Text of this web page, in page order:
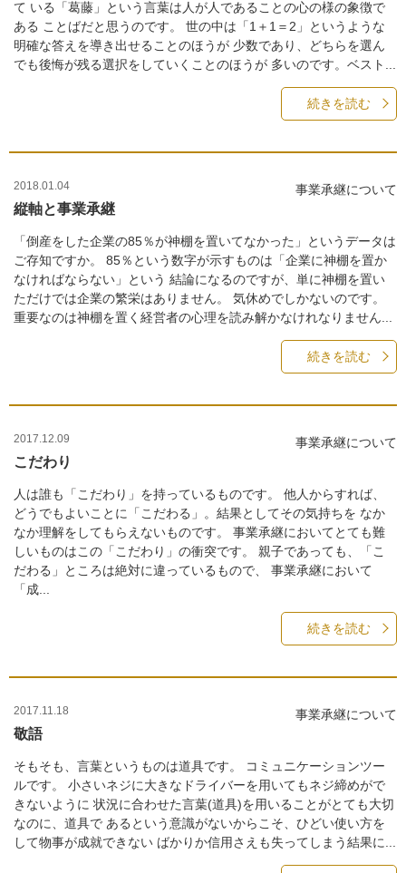
て いる「葛藤」という言葉は人が人であることの心の様の象徴で
ある ことばだと思うのです。 世の中は「1＋1＝2」というような
明確な答えを導き出せることのほうが 少数であり、どちらを選ん
でも後悔が残る選択をしていくことのほうが 多いのです。ベスト...
続きを読む
2018.01.04 事業承継について
縦軸と事業承継
「倒産をした企業の85％が神棚を置いてなかった」というデータは
ご存知ですか。 85％という数字が示すものは「企業に神棚を置か
なければならない」という 結論になるのですが、単に神棚を置い
ただけでは企業の繁栄はありません。 気休めでしかないのです。
重要なのは神棚を置く経営者の心理を読み解かなけれなりません...
続きを読む
2017.12.09 事業承継について
こだわり
人は誰も「こだわり」を持っているものです。 他人からすれば、
どうでもよいことに「こだわる」。結果としてその気持ちを なか
なか理解をしてもらえないものです。 事業承継においてとても難
しいものはこの「こだわり」の衝突です。 親子であっても、「こ
だわる」ところは絶対に違っているもので、 事業承継において
「成...
続きを読む
2017.11.18 事業承継について
敬語
そもそも、言葉というものは道具です。 コミュニケーションツー
ルです。 小さいネジに大きなドライバーを用いてもネジ締めがで
きないように 状況に合わせた言葉(道具)を用いることがとても大切
なのに、道具で あるという意識がないからこそ、ひどい使い方を
して物事が成就できない ばかりか信用さえも失ってしまう結果に...